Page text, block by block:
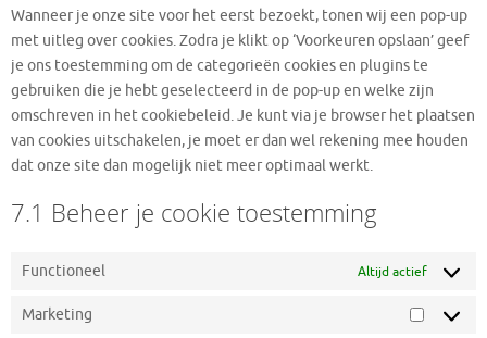
Wanneer je onze site voor het eerst bezoekt, tonen wij een pop-up
met uitleg over cookies. Zodra je klikt op ‘Voorkeuren opslaan’ geef
je ons toestemming om de categorieën cookies en plugins te
gebruiken die je hebt geselecteerd in de pop-up en welke zijn
omschreven in het cookiebeleid. Je kunt via je browser het plaatsen
van cookies uitschakelen, je moet er dan wel rekening mee houden
dat onze site dan mogelijk niet meer optimaal werkt.
7.1 Beheer je cookie toestemming
Functioneel Altijd actief
Marketing